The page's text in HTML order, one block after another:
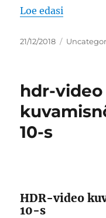
Loe edasi
Postitatud
21/12/2018 Rubriigid
hdr-video
10-s
HDR-video
10-s